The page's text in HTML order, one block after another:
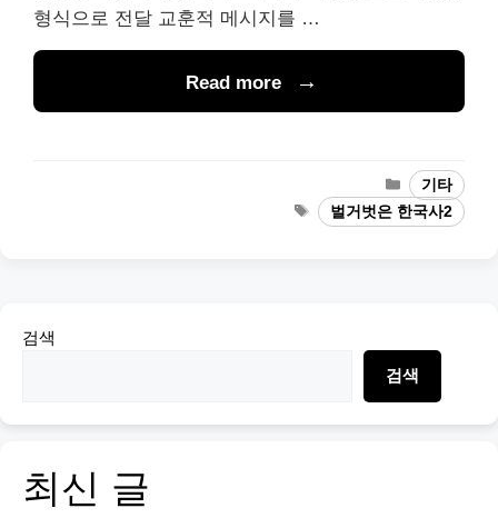
형식으로 전달 교훈적 메시지를 …
Read more
Categories
기타
Tags벌거벗은 한국사2
검색
검색
최신 글